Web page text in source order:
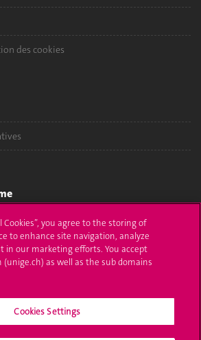
des cookies
Cookies”, you agree to the storing of
to enhance site navigation, analyze
in our marketing efforts. You accept
as well as the sub domains
Cookies Settings